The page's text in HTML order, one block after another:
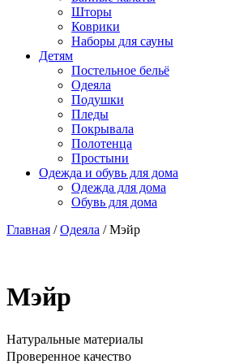
Шторы
Коврики
Наборы для сауны
Детям
Постельное бельё
Одеяла
Подушки
Пледы
Покрывала
Полотенца
Простыни
Одежда и обувь для дома
Одежда для дома
Обувь для дома
Главная /Одеяла / Мэйр
Мэйр
Натуральные материалы
Проверенное качество